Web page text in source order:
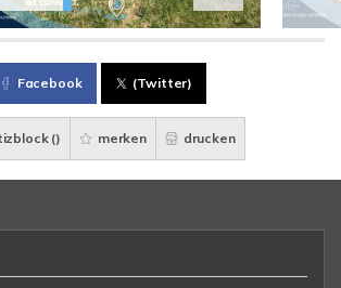
Facebook (Twitter)
() merken drucken